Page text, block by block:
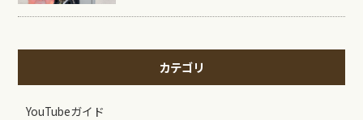
カテゴリ
YouTubeガイド